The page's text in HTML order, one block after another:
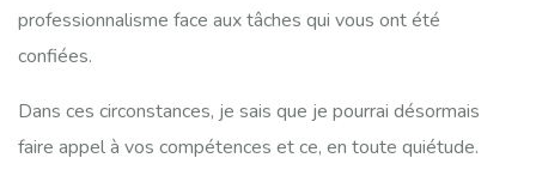
professionnalisme face aux tâches qui vous ont été
confiées.
Dans ces circonstances, je sais que je pourrai désormais
faire appel à vos compétences et ce, en toute quiétude.